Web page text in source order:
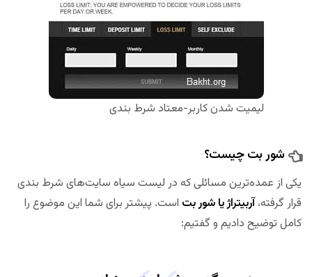
لیمیت شدن کاربر-معتاد شرط بندی
شور بت چیست؟
یکی از عمده‌ترین مسائلی که در لیست سیاه سایت‌های شرط بندی
قرار گرفته،آربیتراژ یا شور بت است. پیشتر برای شما این موضوع را
کامل توضیح دادیم و گفتیم: